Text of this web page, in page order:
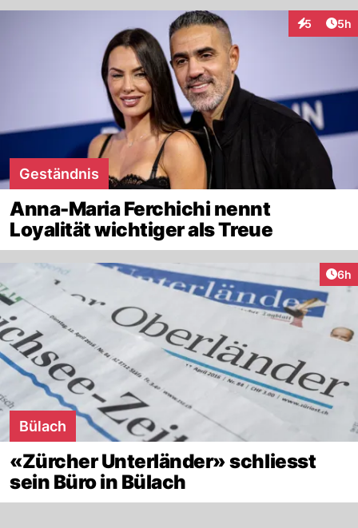
5 5h
Geständnis
Anna-Maria Ferchichi nennt
Loyalität wichtiger als Treue
6h
Bülach
«Zürcher Unterländer» schliesst
sein Büro in Bülach